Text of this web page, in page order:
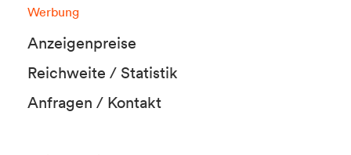
Werbung
Anzeigenpreise
Reichweite / Statistik
Anfragen / Kontakt